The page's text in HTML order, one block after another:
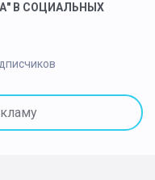
В СОЦИАЛЬНЫХ